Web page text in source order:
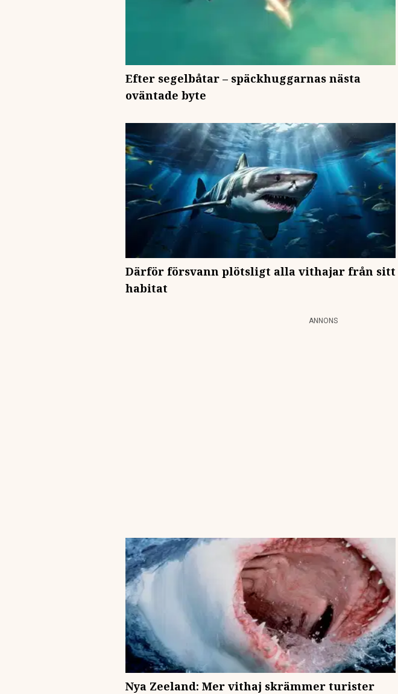
Efter segelbåtar – späckhuggarnas nästa
oväntade byte
Därför försvann plötsligt alla vithajar från sitt
habitat
ANNONS
Nya Zeeland: Mer vithaj skrämmer turister